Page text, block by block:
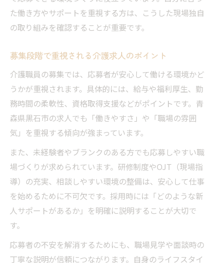
た働き方やサポートを重視する方は、こうした現場独自
の取り組みを確認することが重要です。
募集段階で重視される介護求人のポイント
介護職員の募集では、応募者が安心して働ける環境かど
うかが重視されます。具体的には、給与や福利厚生、勤
務時間の柔軟性、資格取得支援などがポイントです。青
森県黒石市の求人でも「働きやすさ」や「職場の雰囲
気」を重視する傾向が強まっています。
また、未経験者やブランクのある方でも応募しやすい職
場づくりが求められています。研修制度やOJT（現場指
導）の充実、相談しやすい環境の整備は、安心して仕事
を始めるために不可欠です。採用時には「どのような新
人サポートがあるか」を明確に説明することが大切で
す。
応募者の不安を解消するためにも、職場見学や面談時の
丁寧な説明が信頼につながります。自身のライフスタイ